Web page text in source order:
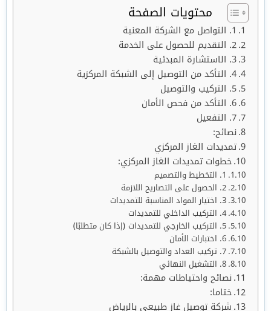
محتويات الصفحة
1. التواصل مع الشركة المعنية
2. التقديم للحصول على الخدمة
3. الاستشارة المبدئية
4. التأكد من التوصيل إلى الشبكة المركزية
5. التركيب والتوصيل
6. التأكد من فحص الأمان
7. التفعيل
نصائح:
تمديدات الغاز المركزي
خطوات تمديدات الغاز المركزي:
1. التخطيط والتصميم
2. الحصول على التصاريح اللازمة
3. اختيار المواد المناسبة للتمديدات
4. التركيب الداخلي للتمديدات
5. التركيب الخارجي للتمديدات (إذا كان متطلبًا)
6. اختبارات الأمان
7. تركيب العداد والتوصيل بالشبكة
8. التشغيل النهائي
نصائح واحتياطات مهمة:
ختاما:
شركة توصيل غاز طبيعي بالرياض